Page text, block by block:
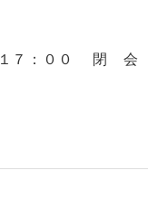
１７：００ 閉 会